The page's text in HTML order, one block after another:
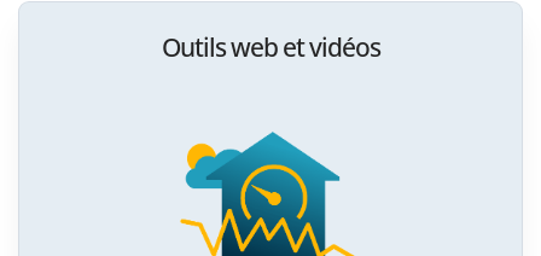
Outils web et vidéos